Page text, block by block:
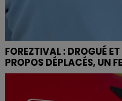
FOREZTIVAL : DROGUÉ
PROPOS DÉPLACÉS, UN